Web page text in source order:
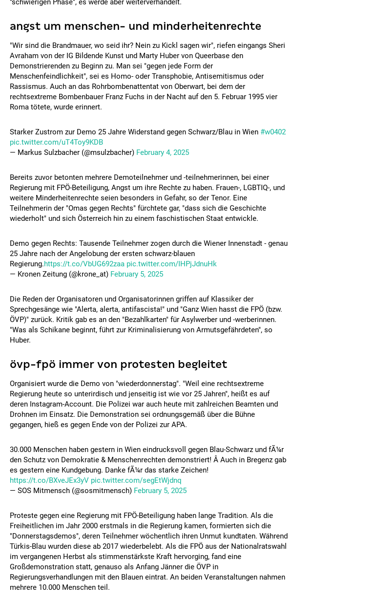
angst um menschen- und minderheitenrechte
"Wir sind die Brandmauer, wo seid ihr? Nein zu Kickl sagen wir", riefen eingangs Sheri
Avraham von der IG Bildende Kunst und Marty Huber von Queerbase den
Demonstrierenden zu Beginn zu. Man sei "gegen jede Form der
Menschenfeindlichkeit", sei es Homo- oder Transphobie, Antisemitismus oder
Rassismus. Auch an das Rohrbombenattentat von Oberwart, bei dem der
rechtsextreme Bombenbauer Franz Fuchs in der Nacht auf den 5. Februar 1995 vier
Roma tötete, wurde erinnert.
Starker Zustrom zur Demo 25 Jahre Widerstand gegen Schwarz/Blau in Wien #w0402
pic.twitter.com/uT4Toy9KDB
— Markus Sulzbacher (@msulzbacher) February 4, 2025
Bereits zuvor betonten mehrere Demoteilnehmer und -teilnehmerinnen, bei einer
Regierung mit FPÖ-Beteiligung, Angst um ihre Rechte zu haben. Frauen-, LGBTIQ-, und
weitere Minderheitenrechte seien besonders in Gefahr, so der Tenor. Eine
Teilnehmerin der "Omas gegen Rechts" fürchtete gar, "dass sich die Geschichte
wiederholt" und sich Österreich hin zu einem faschistischen Staat entwickle.
Demo gegen Rechts: Tausende Teilnehmer zogen durch die Wiener Innenstadt - genau
25 Jahre nach der Angelobung der ersten schwarz-blauen
Regierung.https://t.co/VbUG692zaa pic.twitter.com/IHPjJdnuHk
— Kronen Zeitung (@krone_at) February 5, 2025
Die Reden der Organisatoren und Organisatorinnen griffen auf Klassiker der
Sprechgesänge wie "Alerta, alerta, antifascista!" und "Ganz Wien hasst die FPÖ (bzw.
ÖVP)" zurück. Kritik gab es an den "Bezahlkarten" für Asylwerber und -werberinnen.
"Was als Schikane beginnt, führt zur Kriminalisierung von Armutsgefährdeten", so
Huber.
övp-fpö immer von protesten begleitet
Organisiert wurde die Demo von "wiederdonnerstag". "Weil eine rechtsextreme
Regierung heute so unterirdisch und jenseitig ist wie vor 25 Jahren", heißt es auf
deren Instagram-Account. Die Polizei war auch heute mit zahlreichen Beamten und
Drohnen im Einsatz. Die Demonstration sei ordnungsgemäß über die Bühne
gegangen, hieß es gegen Ende von der Polizei zur APA.
30.000 Menschen haben gestern in Wien eindrucksvoll gegen Blau-Schwarz und fÃ¼r
den Schutz von Demokratie & Menschenrechten demonstriert! Â Auch in Bregenz gab
es gestern eine Kundgebung. Danke fÃ¼r das starke Zeichen!
https://t.co/BXveJEx3yV pic.twitter.com/segEtWjdnq
— SOS Mitmensch (@sosmitmensch) February 5, 2025
Proteste gegen eine Regierung mit FPÖ-Beteiligung haben lange Tradition. Als die
Freiheitlichen im Jahr 2000 erstmals in die Regierung kamen, formierten sich die
"Donnerstagsdemos", deren Teilnehmer wöchentlich ihren Unmut kundtaten. Während
Türkis-Blau wurden diese ab 2017 wiederbelebt. Als die FPÖ aus der Nationalratswahl
im vergangenen Herbst als stimmenstärkste Kraft hervorging, fand eine
Großdemonstration statt, genauso als Anfang Jänner die ÖVP in
Regierungsverhandlungen mit den Blauen eintrat. An beiden Veranstaltungen nahmen
mehrere 10.000 Menschen teil.